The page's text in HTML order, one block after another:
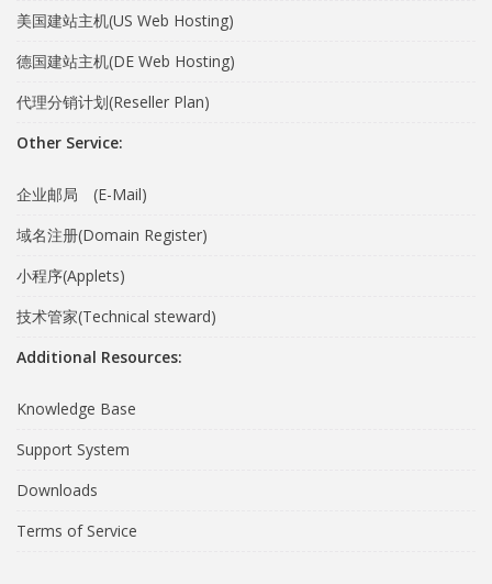
美国建站主机(US Web Hosting)
德国建站主机(DE Web Hosting)
代理分销计划(Reseller Plan)
Other Service:
企业邮局 (E-Mail)
域名注册(Domain Register)
小程序(Applets)
技术管家(Technical steward)
Additional Resources:
Knowledge Base
Support System
Downloads
Terms of Service